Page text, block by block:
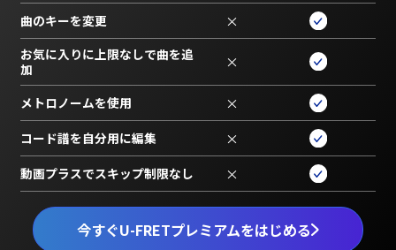
今すぐU-FRETプレミアムをはじめる
曲のキーを変更 ×
お気に入りに上限なしで曲を追
加
×
メトロノームを使用 ×
コード譜を自分用に編集 ×
動画プラスでスキップ制限なし ×